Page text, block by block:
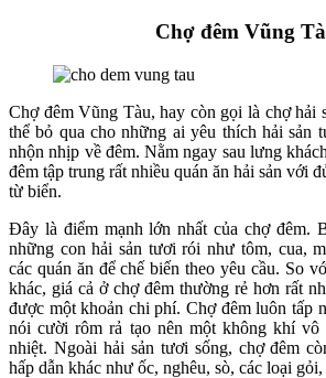
Chợ đêm Vũng
Chợ đêm Vũng Tàu, hay còn gọi là chợ hải
thể bỏ qua cho những ai yêu thích hải sản
nhộn nhịp về đêm. Nằm ngay sau lưng
đêm tập trung rất nhiều quán ăn hải sản với
từ biển.
Đây là điểm mạnh lớn nhất của chợ đêm.
những con hải sản tươi rói như tôm, cua,
các quán ăn để chế biến theo yêu cầu. So
khác, giá cả ở chợ đêm thường rẻ hơn rất
được một khoản chi phí. Chợ đêm luôn tấp
nói cười rôm rả tạo nên một không khí vô
nhiệt. Ngoài hải sản tươi sống, chợ đêm
hấp dẫn khác như ốc, nghêu, sò, các loại gỏi,